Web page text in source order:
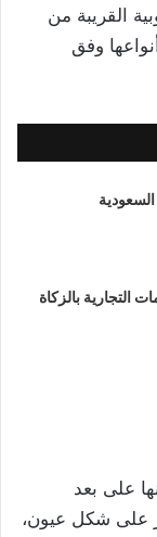
القريبة من
وفق
التجارية بالزكاة
على بعد
على شكل عيون،